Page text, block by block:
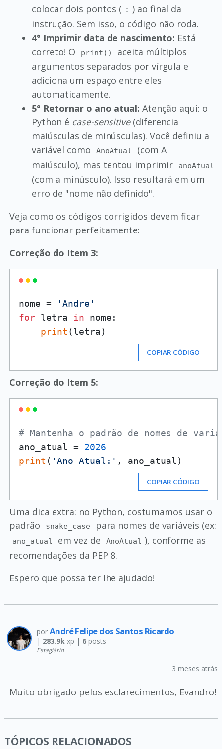
colocar dois pontos ( : ) ao final da
instrução. Sem isso, o código não roda.
4° Imprimir data de nascimento: Está
correto! O
print()
aceita múltiplos
argumentos separados por vírgula e
adiciona um espaço entre eles
automaticamente.
5° Retornar o ano atual: Atenção aqui: o
Python é case-sensitive(diferencia
maiúsculas de minúsculas). Você definiu a
variável como
AnoAtual
(com A
maiúsculo), mas tentou imprimir
anoAtual
(com a minúsculo). Isso resultará em um
erro de "nome não definido".
Veja como os códigos corrigidos devem ficar
para funcionar perfeitamente:
Correção do Item 3:
nome =
'Andre'
for letra in nome:
print
COPIAR CÓDIGO
Correção do Item 5:
# Mantenha o padrão de nomes de
ano_atual = 2026
print ( 'Ano Atual:'
COPIAR CÓDIGO
Uma dica extra: no Python, costumamos usar o
padrão
snake_case para nomes de variáveis (ex:
ano_atual em vez de AnoAtual ), conforme as
recomendações da PEP 8.
Espero que possa ter lhe ajudado!
por André Felipe dos Santos Ricardo
| 283.9kxp | 6posts
Estagiário
3 meses atrás
Muito obrigado pelos esclarecimentos, Evandro!
TÓPICOS RELACIONADOS